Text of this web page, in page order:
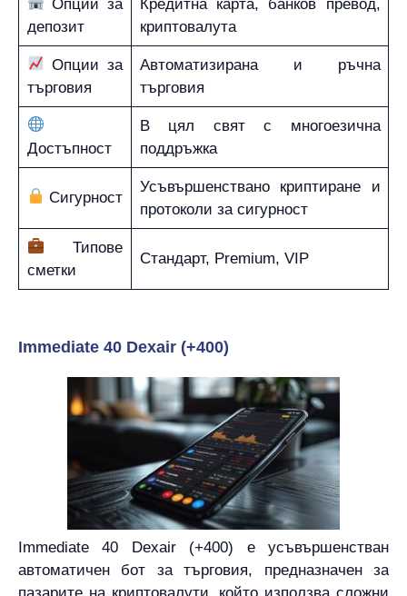
Опции за
депозит
Кредитна карта, банков превод,
криптовалута
Опции за
търговия
Автоматизирана и ръчна
търговия
Достъпност
В цял свят с многоезична
поддръжка
Сигурност
Усъвършенствано криптиране и
протоколи за сигурност
Типове
сметки
Стандарт, Premium, VIP
Immediate 40 Dexair (+400)
Immediate 40 Dexair (+400) е усъвършенстван
автоматичен бот за търговия, предназначен за
пазарите на криптовалути, който използва сложни